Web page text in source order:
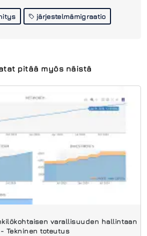
järjestelmämigraatio
pitää myös näistä
varallisuuden hallintaan
- Tekninen toteutus